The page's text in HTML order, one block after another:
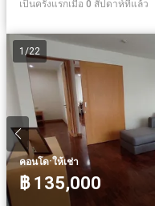
เป็นครั้งแรกเมื่อ 0 สัปดาห์ที่แล้ว
1 /22
คอนโด·ให้เช่า
฿ 135,000